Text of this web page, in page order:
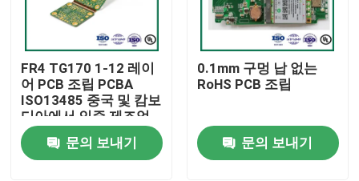
회사 소개
공장 투어
품질 관리
연락처
FR4 TG170 1-12 레이
어 PCB 조립 PCBA
ISO13485 중국 및 캄보
디아에서 인증 제조업
체
문의 보내기
0.1mm 구멍 납 없는
RoHS PCB 조립
문의 보내기